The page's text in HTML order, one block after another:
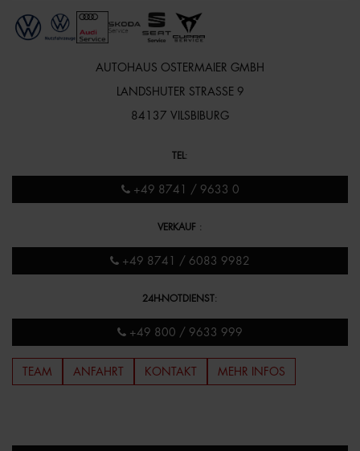
AUTOHAUS OSTERMAIER GMBH
LANDSHUTER STRASSE 9
84137 VILSBIBURG
TEL :
+49 8741 / 9633 0
VERKAUF :
+49 8741 / 6083 9982
24H-NOTDIENST:
+49 800 / 9633 999
TEAM ANFAHRT KONTAKT MEHR INFOS